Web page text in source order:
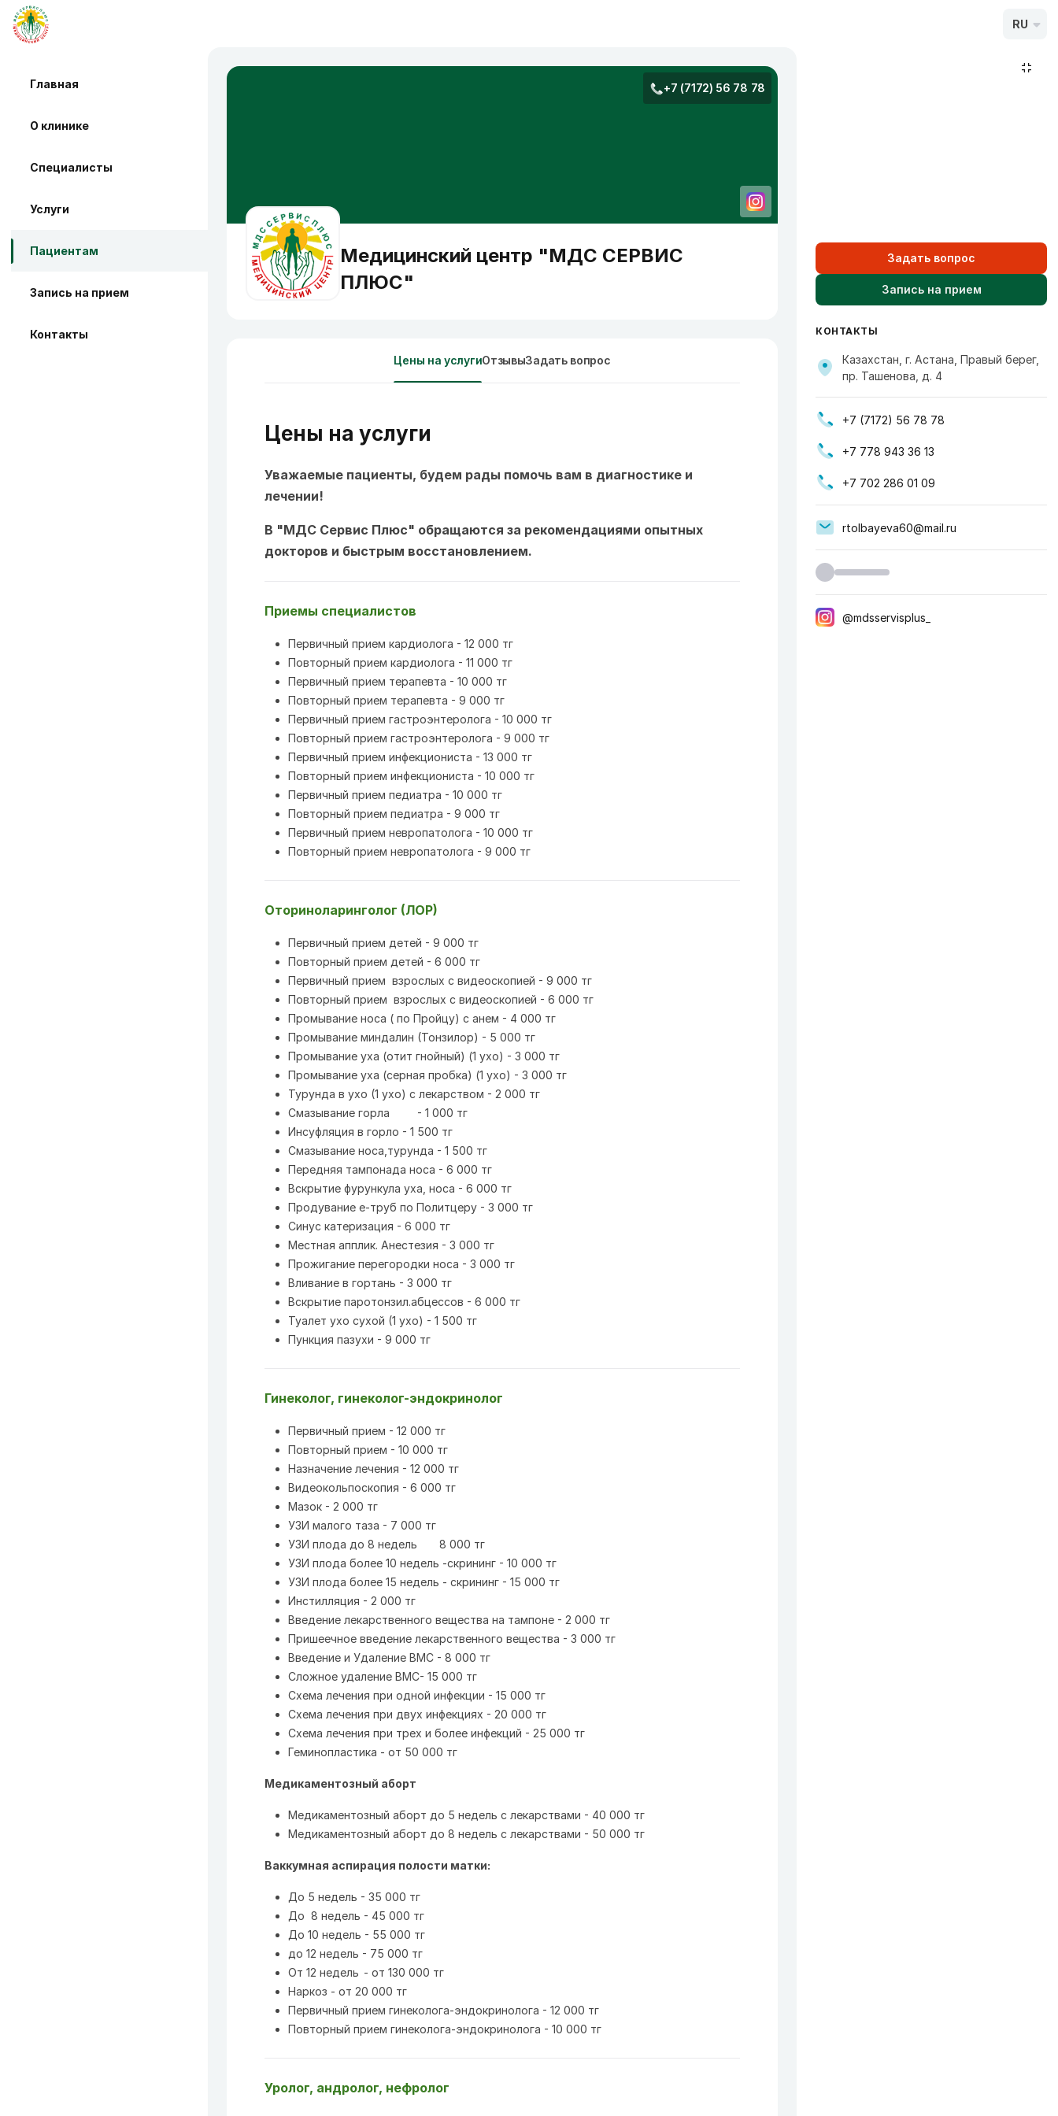
RU
Главная
О клинике
Специалисты
Услуги
Пациентам
Запись на прием
Контакты
+7 (7172) 56 78 78
Медицинский центр "МДС СЕРВИС
ПЛЮС"
Цены на услугиОтзывыЗадать вопрос
Цены на услуги
Уважаемые пациенты, будем рады помочь вам в диагностике и
лечении!
В "МДС Сервис Плюс" обращаются за рекомендациями опытных
докторов и быстрым восстановлением.
Приемы специалистов
Первичный прием кардиолога - 12 000 тг
Повторный прием кардиолога - 11 000 тг
Первичный прием терапевта - 10 000 тг
Повторный прием терапевта - 9 000 тг
Первичный прием гастроэнтеролога - 10 000 тг
Повторный прием гастроэнтеролога - 9 000 тг
Первичный прием инфекциониста - 13 000 тг
Повторный прием инфекциониста - 10 000 тг
Первичный прием педиатра - 10 000 тг
Повторный прием педиатра - 9 000 тг
Первичный прием невропатолога - 10 000 тг
Повторный прием невропатолога - 9 000 тг
Оториноларинголог (ЛОР)
Первичный прием детей - 9 000 тг
Повторный прием детей - 6 000 тг
Первичный прием взрослых с видеоскопией - 9 000 тг
Повторный прием взрослых с видеоскопией - 6 000 тг
Промывание носа ( по Пройцу) с анем - 4 000 тг
Промывание миндалин (Тонзилор) - 5 000 тг
Промывание уха (отит гнойный) (1 ухо) - 3 000 тг
Промывание уха (серная пробка) (1 ухо) - 3 000 тг
Турунда в ухо (1 ухо) с лекарством - 2 000 тг
Смазывание горла
- 1 000 тг
Инсуфляция в горло - 1 500 тг
Смазывание носа,турунда - 1 500 тг
Передняя тампонада носа - 6 000 тг
Вскрытие фурункула уха, носа - 6 000 тг
Продувание е-труб по Политцеру - 3 000 тг
Синус катеризация - 6 000 тг
Местная апплик. Анестезия - 3 000 тг
Прожигание перегородки носа - 3 000 тг
Вливание в гортань - 3 000 тг
Вскрытие паротонзил.абцессов - 6 000 тг
Туалет ухо сухой (1 ухо) - 1 500 тг
Пункция пазухи - 9 000 тг
Гинеколог, гинеколог-эндокринолог
Первичный прием - 12 000 тг
Повторный прием - 10 000 тг
Назначение лечения - 12 000 тг
Видеокольпоскопия - 6 000 тг
Мазок - 2 000 тг
УЗИ малого таза - 7 000 тг
УЗИ плода до 8 недель
8 000 тг
УЗИ плода более 10 недель -скрининг - 10 000 тг
УЗИ плода более 15 недель - скрининг - 15 000 тг
Инстилляция - 2 000 тг
Введение лекарственного вещества на тампоне - 2 000 тг
Пришеечное введение лекарственного вещества - 3 000 тг
Введение и Удаление ВМС - 8 000 тг
Сложное удаление ВМС- 15 000 тг
Схема лечения при одной инфекции - 15 000 тг
Схема лечения при двух инфекциях - 20 000 тг
Схема лечения при трех и более инфекций - 25 000 тг
Геминопластика - от 50 000 тг
Медикаментозный аборт
Медикаментозный аборт до 5 недель с лекарствами - 40 000 тг
Медикаментозный аборт до 8 недель с лекарствами - 50 000 тг
Ваккумная аспирация полости матки:
До 5 недель - 35 000 тг
До 8 недель - 45 000 тг
До 10 недель - 55 000 тг
до 12 недель - 75 000 тг
От 12 недель - от 130 000 тг
Наркоз - от 20 000 тг
Первичный прием гинеколога-эндокринолога - 12 000 тг
Повторный прием гинеколога-эндокринолога - 10 000 тг
Уролог, андролог, нефролог
Задать вопрос
Запись на прием
КОНТАКТЫ
Казахстан, г. Астана, Правый берег,
пр. Ташенова, д. 4
+7 (7172) 56 78 78
+7 778 943 36 13
+7 702 286 01 09
rtolbayeva60@mail.ru
@mdsservisplus_